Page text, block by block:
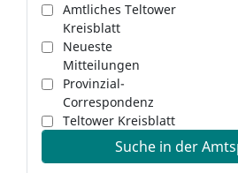
Amtliches Teltower
Kreisblatt
Neueste
Mitteilungen
Provinzial-
Correspondenz
Teltower Kreisblatt
Suche in der